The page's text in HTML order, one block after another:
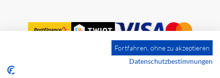
Fortfahren, ohne zu akzeptieren
Datenschutzbestimmungen